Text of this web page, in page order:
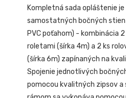
Kompletná sada opláštenie
samostatných bočných stien
PVC poťahom) - kombinácia
roletami (šírka 4m) a 2 ks
(šírka 6m) zapínaných na
Spojenie jednotlivých
pomocou kvalitných zipsov a